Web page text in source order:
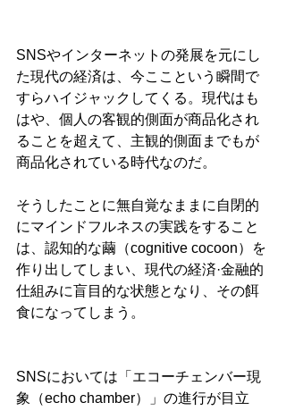
SNSやインターネットの発展を元にし
た現代の経済は、今ここという瞬間で
すらハイジャックしてくる。現代はも
はや、個人の客観的側面が商品化され
ることを超えて、主観的側面までもが
商品化されている時代なのだ。
そうしたことに無自覚なままに自閉的
にマインドフルネスの実践をすること
は、認知的な繭（cognitive cocoon）を
作り出してしまい、現代の経済·金融的
仕組みに盲目的な状態となり、その餌
食になってしまう。
SNSにおいては「エコーチェンバー現
象（echo chamber）」の進行が目立